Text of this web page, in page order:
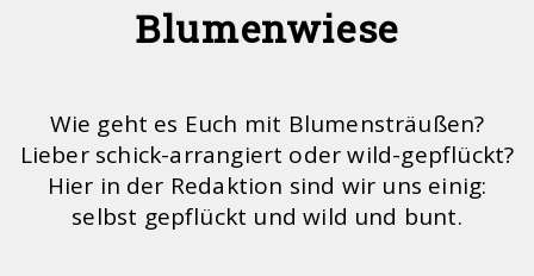
Blumenwiese
Wie geht es Euch mit Blumensträußen?
Lieber schick-arrangiert oder wild-gepflückt?
Hier in der Redaktion sind wir uns einig:
selbst gepflückt und wild und bunt.